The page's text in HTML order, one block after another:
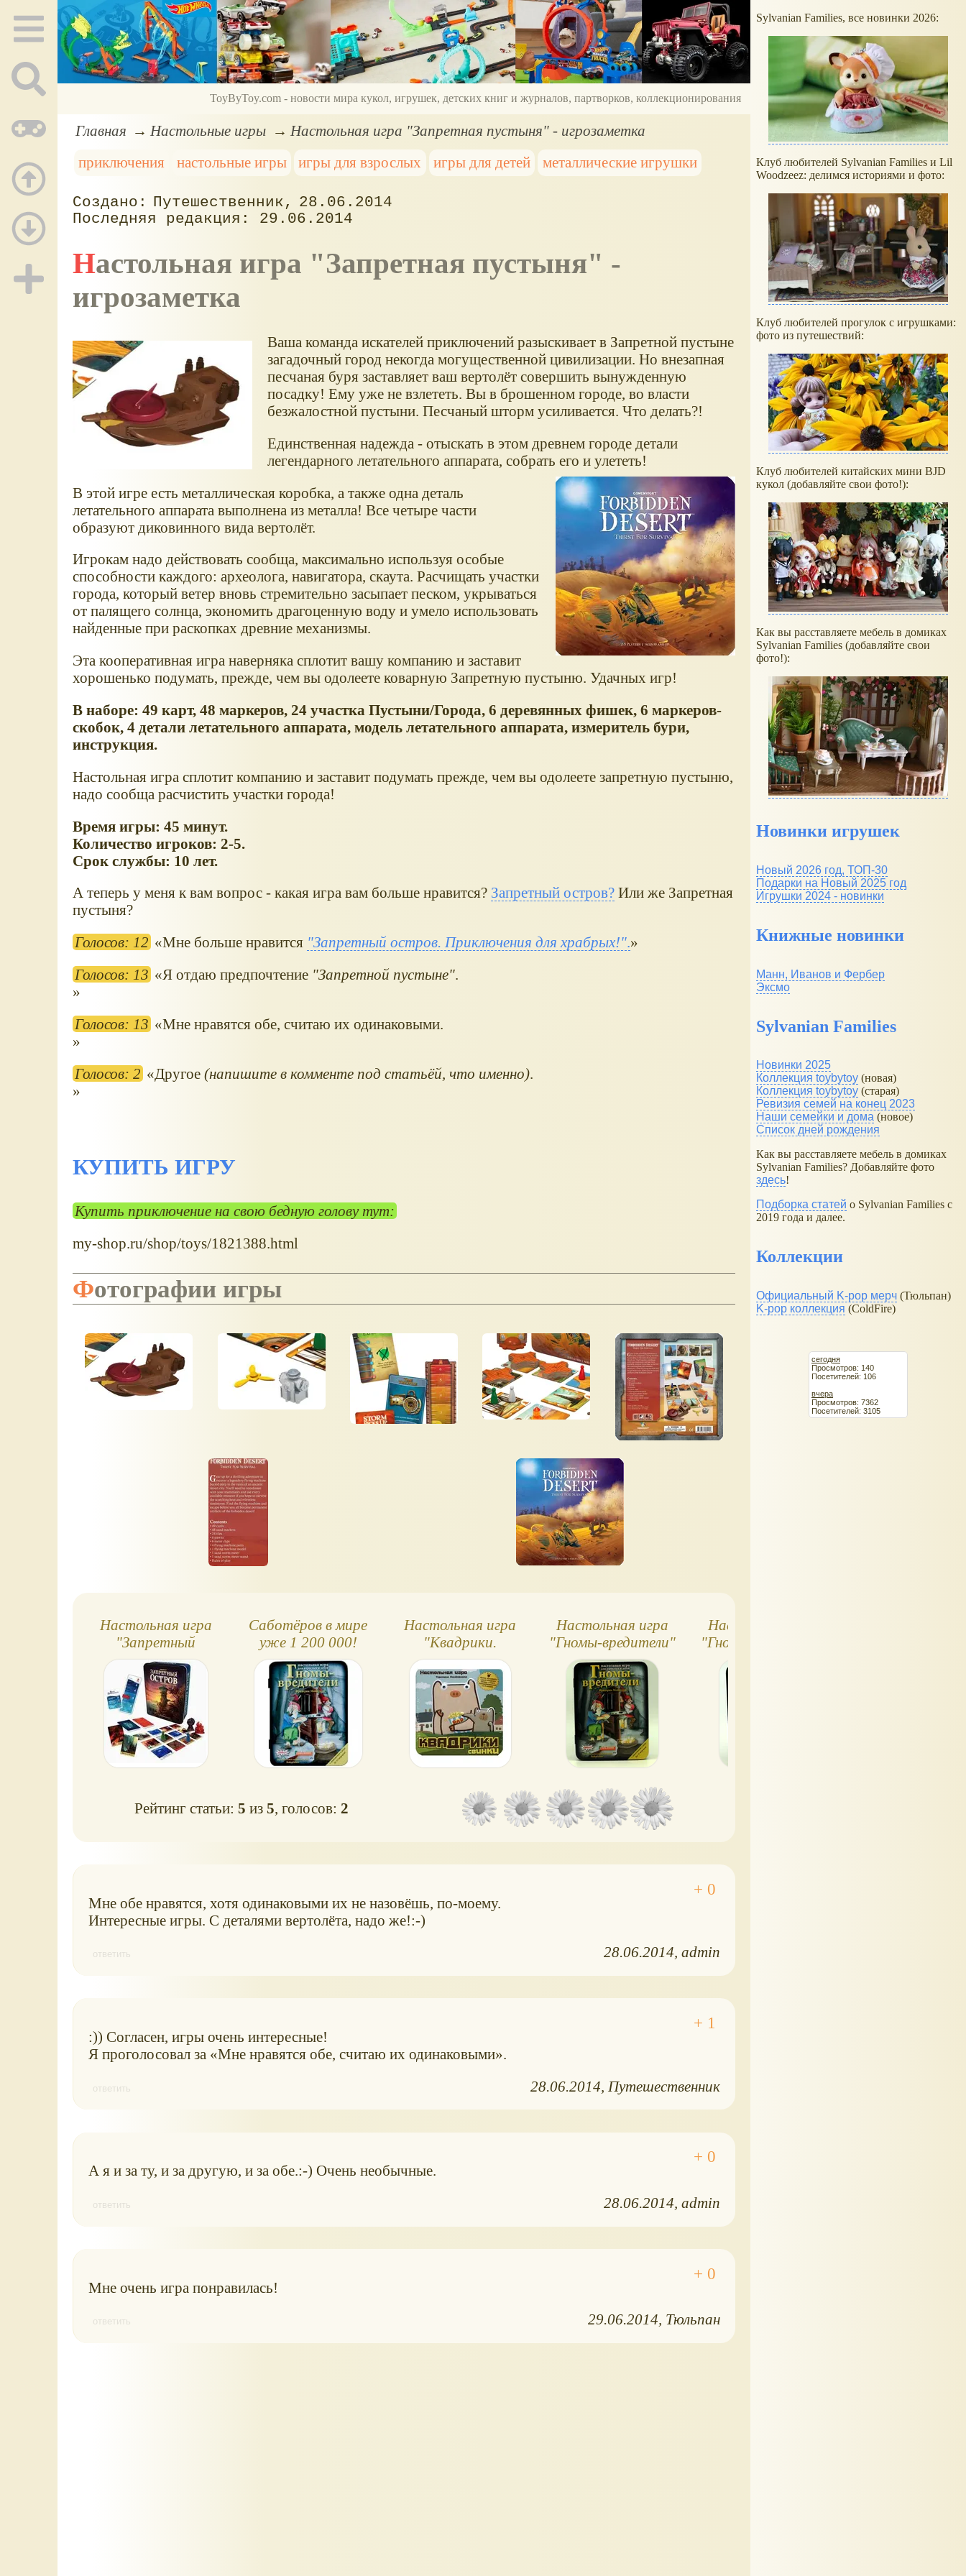
ToyByToy.com - новости мира кукол, игрушек, детских книг и журналов, партворков, коллекционирования
Главная Настольные игры
Настольная игра "Запретная пустыня" - игрозаметка
приключения
настольные игры игры для взрослых игры для детей металлические игрушки
Путешественник
28.06.2014
29.06.2014
Настольная игра "Запретная пустыня" -
игрозаметка
Ваша команда искателей приключений разыскивает в Запретной пустыне
загадочный город некогда могущественной цивилизации. Но внезапная
песчаная буря заставляет ваш вертолёт совершить вынужденную
посадку! Ему уже не взлететь. Вы в брошенном городе, во власти
безжалостной пустыни. Песчаный шторм усиливается. Что делать?!
Единственная надежда - отыскать в этом древнем городе детали
легендарного летательного аппарата, собрать его и улететь!
В этой игре есть металлическая коробка, а также одна деталь
летательного аппарата выполнена из металла! Все четыре части
образуют диковинного вида вертолёт.
Игрокам надо действовать сообща, максимально используя особые
способности каждого: археолога, навигатора, скаута. Расчищать участки
города, который ветер вновь стремительно засыпает песком, укрываться
от палящего солнца, экономить драгоценную воду и умело использовать
найденные при раскопках древние механизмы.
Эта кооперативная игра наверняка сплотит вашу компанию и заставит
хорошенько подумать, прежде, чем вы одолеете коварную Запретную пустыню. Удачных игр!
В наборе: 49 карт, 48 маркеров, 24 участка Пустыни/Города, 6 деревянных фишек, 6 маркеров-
скобок, 4 детали летательного аппарата, модель летательного аппарата, измеритель бури,
инструкция.
Настольная игра сплотит компанию и заставит подумать прежде, чем вы одолеете запретную пустыню,
надо сообща расчистить участки города!
Время игры: 45 минут.
Количество игроков: 2-5.
Срок службы: 10 лет.
А теперь у меня к вам вопрос - какая игра вам больше нравится? Запретный остров?Или же Запретная
пустыня?
Голосов: 12
Мне больше нравится "Запретный остров. Приключения для храбрых!".
Голосов: 13
Я отдаю предпочтение "Запретной пустыне".
Голосов: 13 Мне нравятся обе, считаю их одинаковыми.
Голосов: 2 Другое (напишите в комменте под статьёй, что именно).
КУПИТЬ ИГРУ
Купить приключение на свою бедную голову тут:
my-shop.ru/shop/toys/1821388.html
Фотографии игры
Настольная игра
"Запретный
Остров.
Приключения для
смелых!"
Саботёров в мире
уже 1 200 000!
Настольная игра
"Квадрики.
Свинки"
Настольная игра
"Гномы-вредители"
компоненты
Настольная игра
"Гномы-вредители"
Рейтинг статьи:5 из5, голосов:2
Мне обе нравятся, хотя одинаковыми их не назовёшь, по-моему.
Интересные игры. С деталями вертолёта, надо же!:-)
ответить 28.06.2014 admin
:)) Согласен, игры очень интересные!
Я проголосовал за
Мне нравятся обе, считаю их одинаковыми .
ответить 28.06.2014 Путешественник
А я и за ту, и за другую, и за обе.:-) Очень необычные.
ответить 28.06.2014 admin
Мне очень игра понравилась!
ответить 29.06.2014 Тюльпан
Sylvanian Families, все новинки 2026:
Клуб любителей Sylvanian Families и Lil
Woodzeez: делимся историями и фото:
Клуб любителей прогулок с игрушками:
фото из путешествий:
Клуб любителей китайских мини BJD
кукол (добавляйте свои фото!):
Как вы расставляете мебель в домиках
Sylvanian Families (добавляйте свои
фото!):
Новинки игрушек
Новый 2026 год, ТОП-30
Подарки на Новый 2025 год
Игрушки 2024 - новинки
Книжные новинки
Манн, Иванов и Фербер
Эксмо
Sylvanian Families
Новинки 2025
Коллекция toybytoy (новая)
Коллекция toybytoy (старая)
Ревизия семей на конец 2023
Наши семейки и дома (новое)
Список дней рождения
Как вы расставляете мебель в домиках
Sylvanian Families? Добавляйте фото
здесь!
Подборка статей о Sylvanian Families с
2019 года и далее.
Коллекции
Официальный K-pop мерч (Тюльпан)
K-pop коллекция (ColdFire)
сегодня
Просмотров: 140
Посетителей: 106
вчера
Просмотров: 7362
Посетителей: 3105